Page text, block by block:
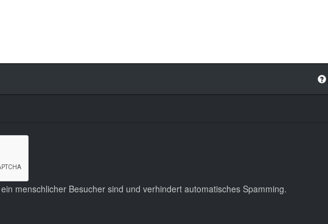
menschlicher Besucher sind und verhindert automatisches Spamming.